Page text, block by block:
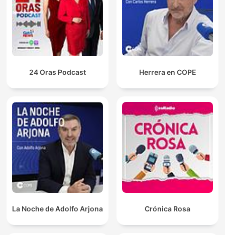
24 Oras Podcast Herrera en COPE
La Noche de Adolfo Arjona Crónica Rosa